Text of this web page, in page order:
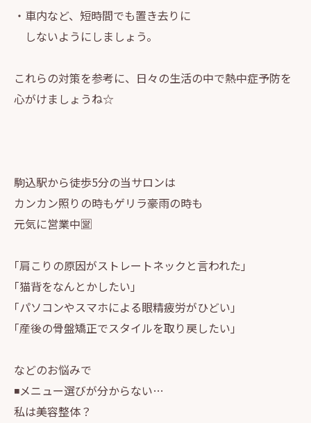
・車内など、短時間でも置き去りに
しないようにしましょう。
これらの対策を参考に、日々の生活の中で熱中症予防を
心がけましょうね☆
駒込駅から徒歩5分の当サロンは
カンカン照りの時もゲリラ豪雨の時も
元気に営業中🈺
｢肩こりの原因がストレートネックと言われた｣
｢猫背をなんとかしたい｣
｢パソコンやスマホによる眼精疲労がひどい｣
｢産後の骨盤矯正でスタイルを取り戻したい｣
などのお悩みで
◾️メニュー選びが分からない…
私は美容整体？